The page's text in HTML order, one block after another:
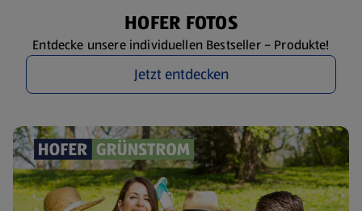
HOFER FOTOS
Entdecke unsere individuellen Bestseller – Produkte!
Jetzt entdecken